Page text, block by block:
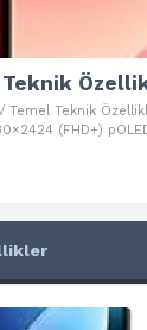
Teknik
Temel Teknik
(FHD+)